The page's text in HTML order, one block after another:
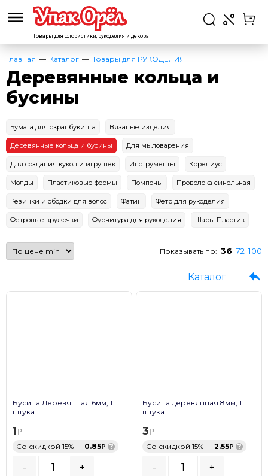
Товары для флористики, рукоделия и декора
Главная Каталог Товары для РУКОДЕЛИЯ
Деревянные кольца и
бусины
Бумага для скрапбукинга Вязаные изделия
Деревянные кольца и бусины Для мыловарения
Для создания кукол и игрушек Инструменты Корелиус
Молды Пластиковые формы Помпоны Проволока синельная
Резинки и ободки для волос Фатин Фетр для рукоделия
Фетровые кружочки Фурнитура для рукоделия Шары Пластик
Показывать по: 36 72 100
Каталог
Бусина Деревянная 6мм, 1
штука
1
Со скидкой 15% — 0.85 ?
- +
Бусина деревянная 8мм, 1
штука
3
Со скидкой 15% — 2.55 ?
- +